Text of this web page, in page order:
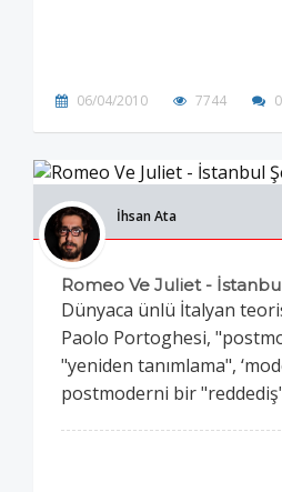
06/04/2010 7744 0
İhsan Ata
Romeo Ve Juliet -
Dünyaca ünlü İtalyan
Paolo Portoghesi,
"yeniden tanımlama",
postmoderni bir